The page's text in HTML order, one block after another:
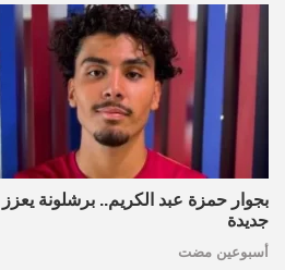
بجوار حمزة عبد الكريم.. برشلونة
جديدة
أسبوعين مضت